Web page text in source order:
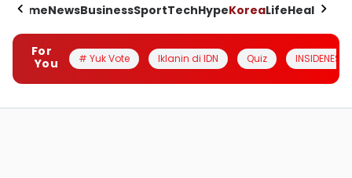
HomeNewsBusinessSportTechHypeKoreaLifeHealth
For
You
# Yuk Vote Iklanin di IDN Quiz INSIDENESIA